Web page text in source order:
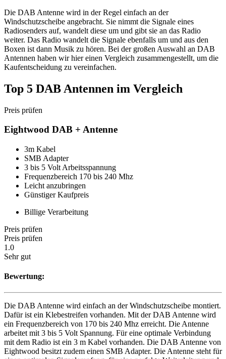
Die DAB Antenne wird in der Regel einfach an der
Windschutzscheibe angebracht. Sie nimmt die Signale eines
Radiosenders auf, wandelt diese um und gibt sie an das Radio
weiter. Das Radio wandelt die Signale ebenfalls um und aus den
Boxen ist dann Musik zu hören. Bei der großen Auswahl an DAB
Antennen haben wir hier einen Vergleich zusammengestellt, um die
Kaufentscheidung zu vereinfachen.
Top 5 DAB Antennen im Vergleich
Preis prüfen
Eightwood DAB + Antenne
3m Kabel
SMB Adapter
3 bis 5 Volt Arbeitsspannung
Frequenzbereich 170 bis 240 Mhz
Leicht anzubringen
Günstiger Kaufpreis
Billige Verarbeitung
Preis prüfen
Preis prüfen
1.0
Sehr gut
Bewertung:
Die DAB Antenne wird einfach an der Windschutzscheibe montiert.
Dafür ist ein Klebestreifen vorhanden. Mit der DAB Antenne wird
ein Frequenzbereich von 170 bis 240 Mhz erreicht. Die Antenne
arbeitet mit 3 bis 5 Volt Spannung. Für eine optimale Verbindung
mit dem Radio ist ein 3 m Kabel vorhanden. Die DAB Antenne von
Eightwood besitzt zudem einen SMB Adapter. Die Antenne steht für